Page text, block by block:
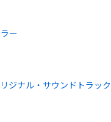
ー
ジナル・サウンドトラック